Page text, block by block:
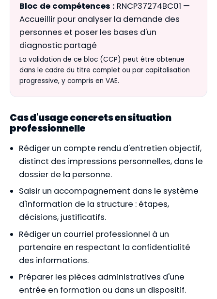
Bloc de compétences : RNCP37274BC01 —
Accueillir pour analyser la demande des
personnes et poser les bases d'un
diagnostic partagé
La validation de ce bloc (CCP) peut être obtenue
dans le cadre du titre complet ou par capitalisation
progressive, y compris en VAE.
Cas d'usage concrets en situation
professionnelle
Rédiger un compte rendu d'entretien objectif,
distinct des impressions personnelles, dans le
dossier de la personne.
Saisir un accompagnement dans le système
d'information de la structure : étapes,
décisions, justificatifs.
Rédiger un courriel professionnel à un
partenaire en respectant la confidentialité
des informations.
Préparer les pièces administratives d'une
entrée en formation ou dans un dispositif.